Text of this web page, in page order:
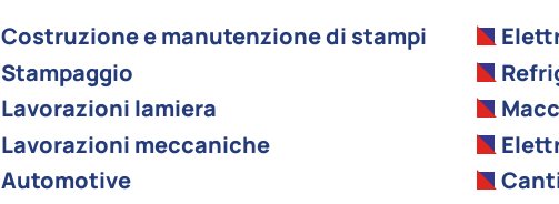
Costruzione e manutenzione di stampi
Stampaggio
Lavorazioni lamiera
Lavorazioni meccaniche
Automotive